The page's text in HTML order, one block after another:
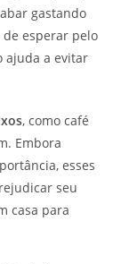
gastando
esperar pelo
ajuda a evitar
, como café
Embora
esses
seu
casa para